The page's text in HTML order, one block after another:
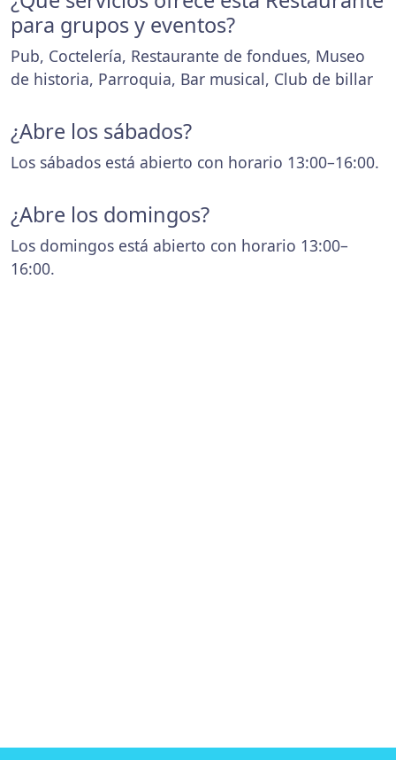
para grupos y eventos?
Pub, Coctelería, Restaurante de fondues, Museo
de historia, Parroquia, Bar musical, Club de billar
¿Abre los sábados?
Los sábados está abierto con horario 13:00–16:00.
¿Abre los domingos?
Los domingos está abierto con horario 13:00–
16:00.